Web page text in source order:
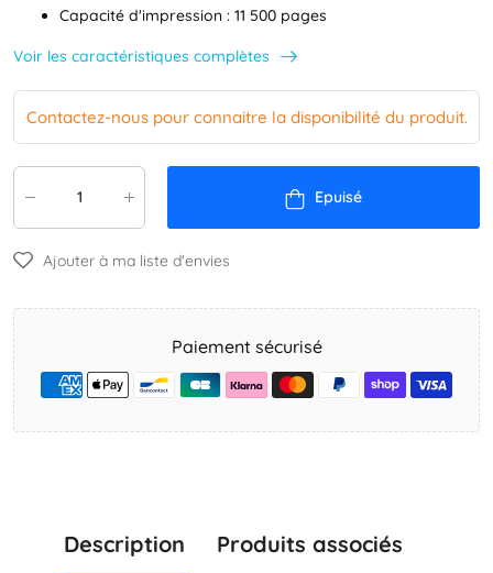
Capacité d'impression : 11 500 pages
Voir les caractéristiques complètes
Contactez-nous pour connaitre la disponibilité du produit.
Epuisé
Ajouter à ma liste d'envies
Paiement sécurisé
Description Produits associés